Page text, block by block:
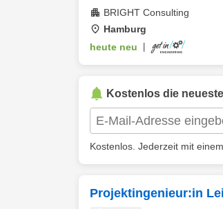
BRIGHT Consulting
Hamburg
heute neu
Kostenlos die
Kostenlos. Jederzeit mit
Projektingenieur:in